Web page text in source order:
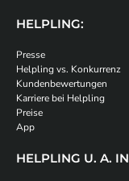
HELPLING:
Presse
Helpling vs. Konkurrenz
Kundenbewertungen
Karriere bei Helpling
Preise
App
HELPLING U. A. IN